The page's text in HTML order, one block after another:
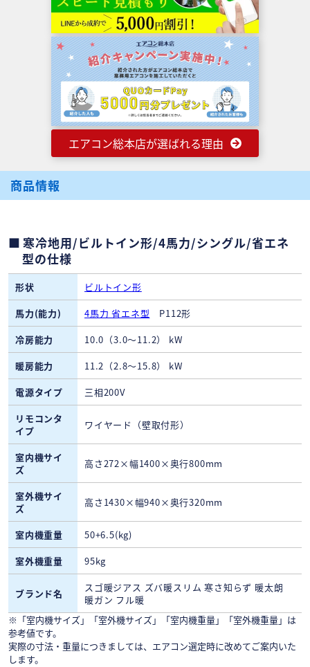
エアコン総本店が選ばれる理由
商品情報
寒冷地用/ビルトイン形/4馬力/シングル/省エネ
型の仕様
形状
ビルトイン形
馬力(能力)
4馬力 省エネ型 P112形
冷房能力
10.0（3.0～11.2） kW
暖房能力
11.2（2.8～15.8） kW
電源タイプ
三相200V
リモコンタ
イプ
ワイヤード（壁取付形）
室内機サイ
ズ
高さ272×幅1400×奥行800mm
室外機サイ
ズ
高さ1430×幅940×奥行320mm
室内機重量
50+6.5(kg)
室外機重量
95kg
ブランド名
スゴ暖ジアス ズバ暖スリム 寒さ知らず 暖太朗
暖ガン フル暖
※「室内機サイズ」「室外機サイズ」「室内機重量」「室外機重量」は
参考値です。
実際の寸法・重量につきましては、エアコン選定時に改めてご案内いた
します。